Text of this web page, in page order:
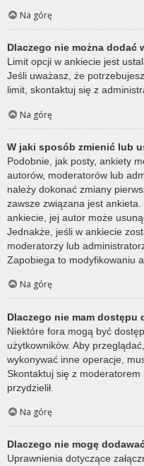
Na górę
Dlaczego nie można dodać
Limit opcji w ankiecie jest
Jeśli uważasz, że
limit, skontaktuj się z
Na górę
W jaki sposób zmienić lub
Podobnie, jak posty, ankiety
autorów, moderatorów lub
należy dokonać zmiany
zawsze związana jest ankieta.
ankiecie, jej autor może
Jednakże, jeśli w ankiecie
moderatorzy lub
Zapobiega to modyfikowaniu
Na górę
Dlaczego nie mam dostępu
Niektóre fora mogą być
użytkowników. Aby
wykonywać inne operacje,
Skontaktuj się z
przydzielił.
Na górę
Dlaczego nie mogę
Uprawnienia dotyczące